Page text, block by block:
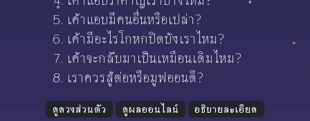
เค้าแอบมีคนอื่นหรือเปล่า?
เค้ามีอะไรโกหกปิดบังเราไหม?
เค้าจะกลับมาเป็นเหมือนเดิมไหม?
เราควรสู้ต่อหรือมูฟออนดี?
ดูดวงส่วนตัว ดูผลออนไลน์ อธิบายละเอียด